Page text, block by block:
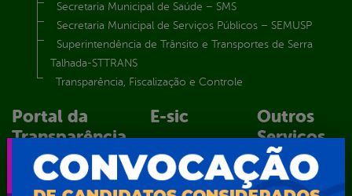
Secretaria Municipal de Saúde – SMS
Secretaria Municipal de Serviços Públicos – SEMUSP
Superintendência de Trânsito e Transportes de Serra
Talhada-STTRANS
Transparência, Fiscalização e Controle
Portal da
Transparência
Educação
Saúde
E-sic
solicitar
Consulte sua
Outros
Serviços
Carta de
Serviços